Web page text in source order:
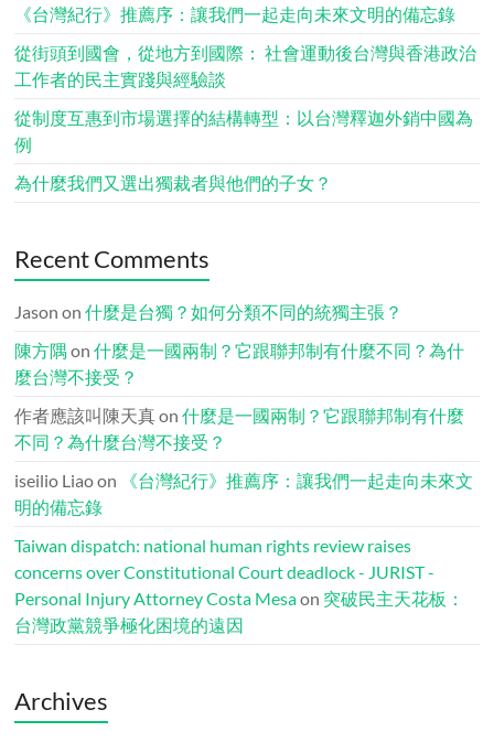
《台灣紀行》推薦序：讓我們一起走向未來文明的備忘錄
從街頭到國會，從地方到國際： 社會運動後台灣與香港政治
工作者的民主實踐與經驗談
從制度互惠到市場選擇的結構轉型：以台灣釋迦外銷中國為
例
為什麼我們又選出獨裁者與他們的子女？
Recent Comments
Jason on什麼是台獨？如何分類不同的統獨主張？
陳方隅 on什麼是一國兩制？它跟聯邦制有什麼不同？為什
麼台灣不接受？
作者應該叫陳天真on什麼是一國兩制？它跟聯邦制有什麼
不同？為什麼台灣不接受？
iseilio Liaoon
《台灣紀行》推薦序：讓我們一起走向未來文
明的備忘錄
Taiwan dispatch: national human rights review raises
concerns over Constitutional Court deadlock - JURIST -
Personal Injury Attorney Costa Mesaon 突破民主天花板：
台灣政黨競爭極化困境的遠因
Archives